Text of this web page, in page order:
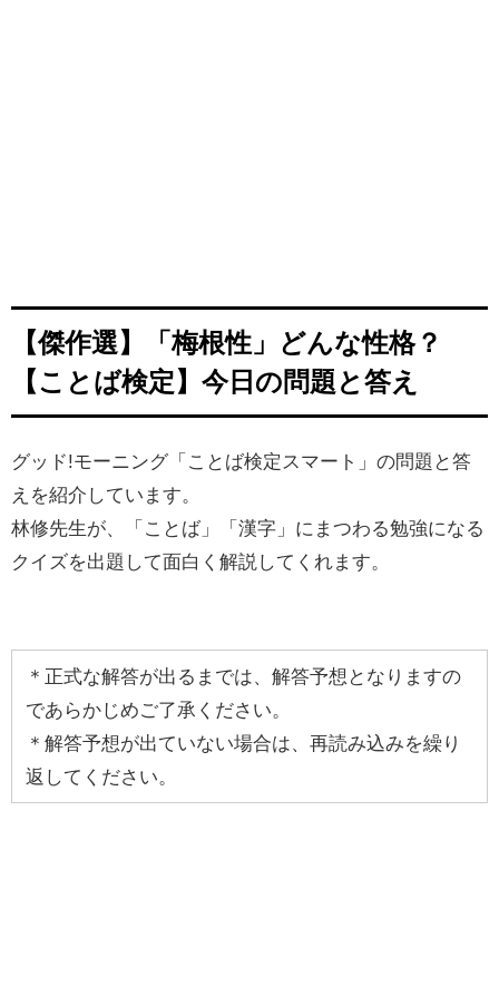
【傑作選】「梅根性」どんな性格？
【ことば検定】今日の問題と答え
グッド!モーニング「ことば検定スマート」の問題と答
えを紹介しています。
林修先生が、「ことば」「漢字」にまつわる勉強になる
クイズを出題して面白く解説してくれます。
＊正式な解答が出るまでは、解答予想となりますの
であらかじめご了承ください。
＊解答予想が出ていない場合は、再読み込みを繰り
返してください。